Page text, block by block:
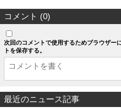
コメント (0)
次回のコメントで使用するためブラウザー
トを保存する。
最近のニュース記事